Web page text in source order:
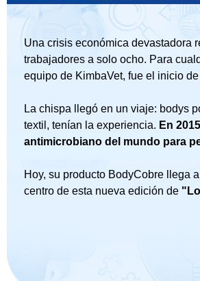
Una crisis económica devastadora
trabajadores a solo ocho. Para
equipo de KimbaVet, fue el inicio
La chispa llegó en un viaje: bodys
textil, tenían la experiencia. En
antimicrobiano del mundo para
Hoy, su producto BodyCobre llega
centro de esta nueva edición de